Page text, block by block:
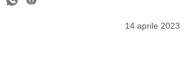
14 aprile 2023